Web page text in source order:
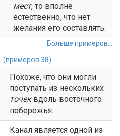
мест, то вполне
естественно, что нет
желания его составлять.
Больше примеров...
(примеров 38)
Похоже, что они могли
поступать из нескольких
точеквдоль восточного
побережья.
Канал является одной из